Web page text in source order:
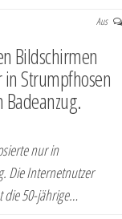
Aus
Bildschirmen
Strumpfhosen
nur in
Die Internetnutzer
die 50-jährige…